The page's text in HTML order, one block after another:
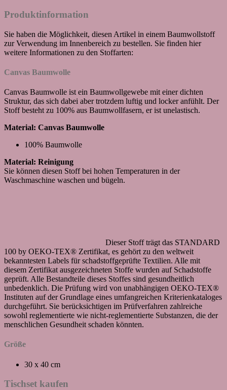
Produktinformation
Sie haben die Möglichkeit, diesen Artikel in einem Baumwollstoff
zur Verwendung im Innenbereich zu bestellen. Sie finden hier
weitere Informationen zu den Stoffarten:
Canvas Baumwolle
Canvas Baumwolle ist ein Baumwollgewebe mit einer dichten
Struktur, das sich dabei aber trotzdem luftig und locker anfühlt. Der
Stoff besteht zu 100% aus Baumwollfasern, er ist unelastisch.
Material: Canvas Baumwolle
100% Baumwolle
Material: Reinigung
Sie können diesen Stoff bei hohen Temperaturen in der
Waschmaschine waschen und bügeln.
Dieser Stoff trägt das STANDARD
100 by OEKO-TEX® Zertifikat, es gehört zu den weltweit
bekanntesten Labels für schadstoffgeprüfte Textilien. Alle mit
diesem Zertifikat ausgezeichneten Stoffe wurden auf Schadstoffe
geprüft. Alle Bestandteile dieses Stoffes sind gesundheitlich
unbedenklich. Die Prüfung wird von unabhängigen OEKO-TEX®
Instituten auf der Grundlage eines umfangreichen Kriterienkataloges
durchgeführt. Sie berücksichtigen im Prüfverfahren zahlreiche
sowohl reglementierte wie nicht-reglementierte Substanzen, die der
menschlichen Gesundheit schaden könnten.
Größe
30 x 40 cm
Tischset kaufen